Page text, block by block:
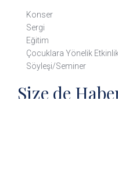
Konser
Sergi
Eğitim
Çocuklara Yönelik
Söyleşi/Seminer
Size de